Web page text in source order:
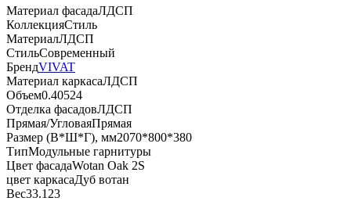
Материал фасадаЛДСП
КоллекцияСтиль
МатериалЛДСП
СтильСовременный
БрендVIVAT
Материал каркасаЛДСП
Объем0.40524
Отделка фасадовЛДСП
Прямая/УгловаяПрямая
Размер (В*Ш*Г), мм2070*800*380
ТипМодульные гарнитуры
Цвет фасадаWotan Oak 2S
цвет каркасаДуб вотан
Вес33.123